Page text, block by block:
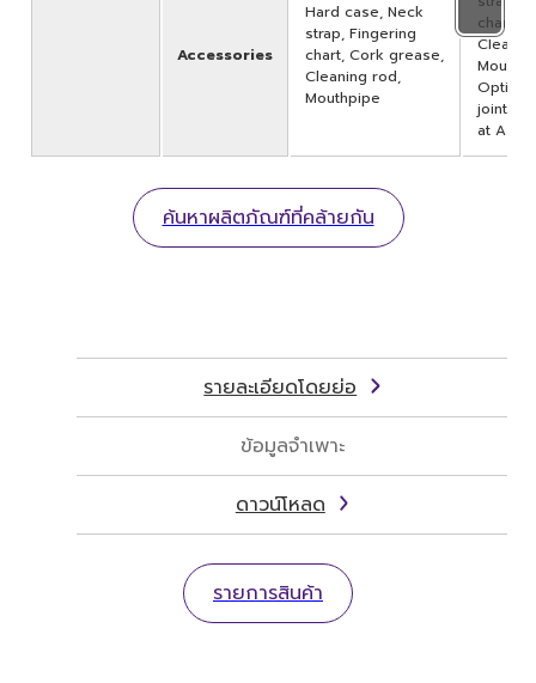
Accessories
Hard case, Neck
strap, Fingering
chart, Cork grease,
Cleaning rod,
Mouthpipe
chart,
joint
at
ค้นหาผลิตภัณฑ์ที่คล้ายกัน
รายละเอียดโดยย่อ
ข้อมูลจำเพาะ
ดาวน์โหลด
รายการสินค้า